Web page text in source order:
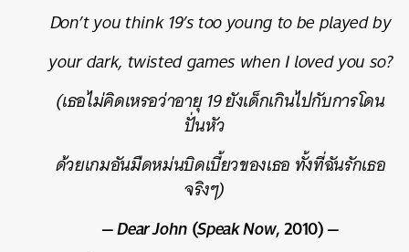
Don’t you think 19’s too young to be played by
your dark, twisted games when I loved you so?
(เธอไม่คิดเหรอว่าอายุ 19 ยังเด็กเกินไปกับการโดน
ปั่นหัว
ด้วยเกมอันมืดหม่นบิดเบี้ยวของเธอ ทั้งที่ฉันรักเธอ
จริงๆ)
—Dear John(Speak Now, 2010) —